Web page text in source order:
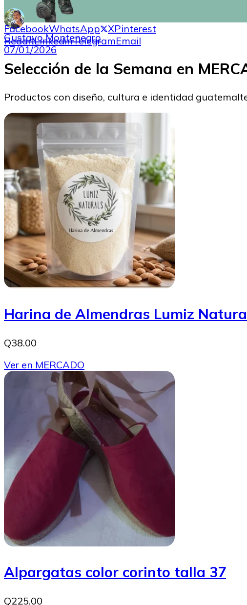
Gustavo Montenegro
07/01/2026
FacebookWhatsApp XPinterest
RedditLinkedinTelegramEmail
Selección de la Semana en
Productos con diseño, cultura e identidad
Harina de Almendras Lumiz
Q38.00
Ver en MERCADO
Alpargatas color corinto talla 37
Q225.00